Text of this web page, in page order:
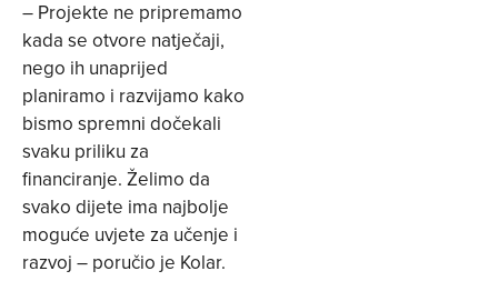
– Projekte ne pripremamo
kada se otvore natječaji,
nego ih unaprijed
planiramo i razvijamo kako
bismo spremni dočekali
svaku priliku za
financiranje. Želimo da
svako dijete ima najbolje
moguće uvjete za učenje i
razvoj – poručio je Kolar.